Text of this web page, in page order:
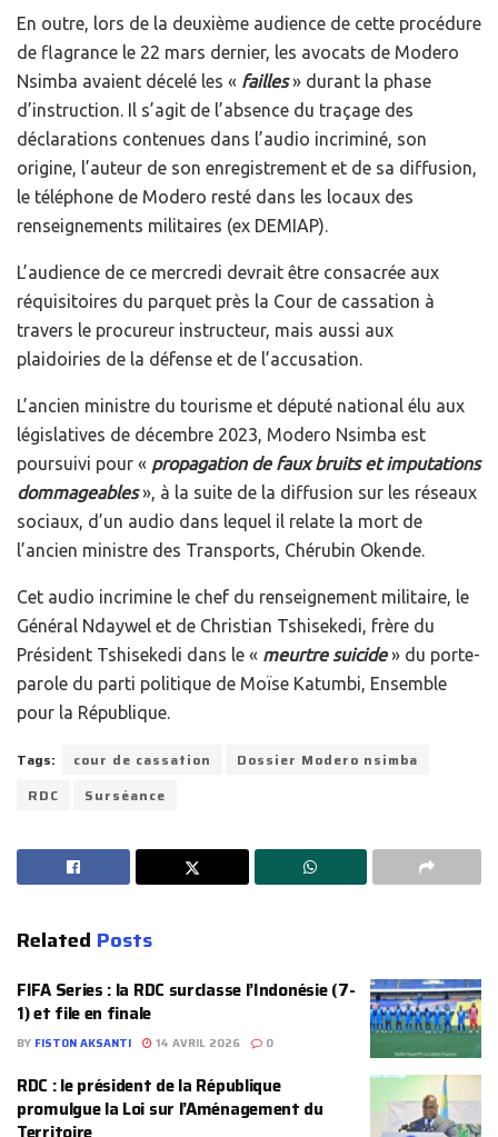
En outre, lors de la deuxième audience de cette procédure
de flagrance le 22 mars dernier, les avocats de Modero
Nsimba avaient décelé les « failles» durant la phase
d’instruction. Il s’agit de l’absence du traçage des
déclarations contenues dans l’audio incriminé, son
origine, l’auteur de son enregistrement et de sa diffusion,
le téléphone de Modero resté dans les locaux des
renseignements militaires (ex DEMIAP).
L’audience de ce mercredi devrait être consacrée aux
réquisitoires du parquet près la Cour de cassation à
travers le procureur instructeur, mais aussi aux
plaidoiries de la défense et de l’accusation.
L’ancien ministre du tourisme et député national élu aux
législatives de décembre 2023, Modero Nsimba est
poursuivi pour « propagation de faux bruits et imputations
dommageables», à la suite de la diffusion sur les réseaux
sociaux, d’un audio dans lequel il relate la mort de
l’ancien ministre des Transports, Chérubin Okende.
Cet audio incrimine le chef du renseignement militaire, le
Général Ndaywel et de Christian Tshisekedi, frère du
Président Tshisekedi dans le « meurtre suicide» du porte-
parole du parti politique de Moïse Katumbi, Ensemble
pour la République.
Tags: cour de cassation
Dossier Modero nsimba
RDC
Surséance
Related Posts
FIFA Series : la RDC surclasse l’Indonésie (7-
1) et file en finale
BY FISTON AKSANTI 14 AVRIL 2026 0
RDC : le président de la République
promulgue la Loi sur l’Aménagement du